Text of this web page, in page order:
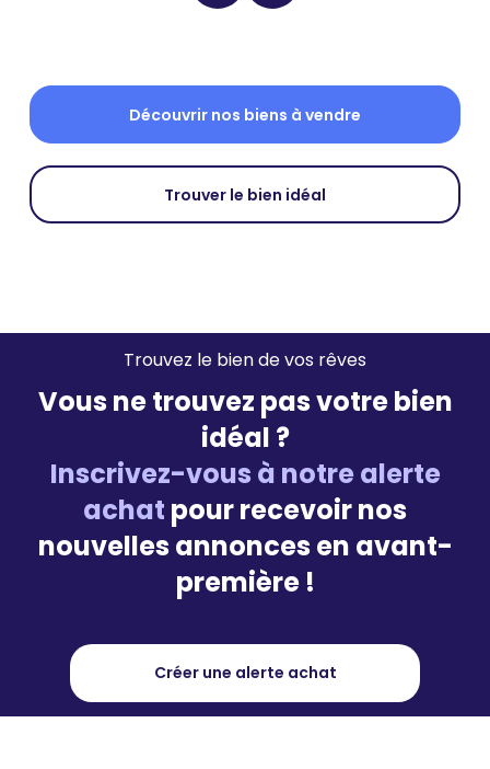
Découvrir nos biens à vendre
Trouver le bien idéal
Trouvez le bien de vos rêves
Vous ne trouvez pas votre bien
idéal ?
Inscrivez-vous à notre alerte
achat pour recevoir nos
nouvelles annonces en avant-
première !
Créer une alerte achat